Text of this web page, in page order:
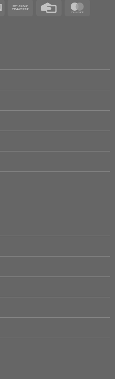
Western
Bank
Credit